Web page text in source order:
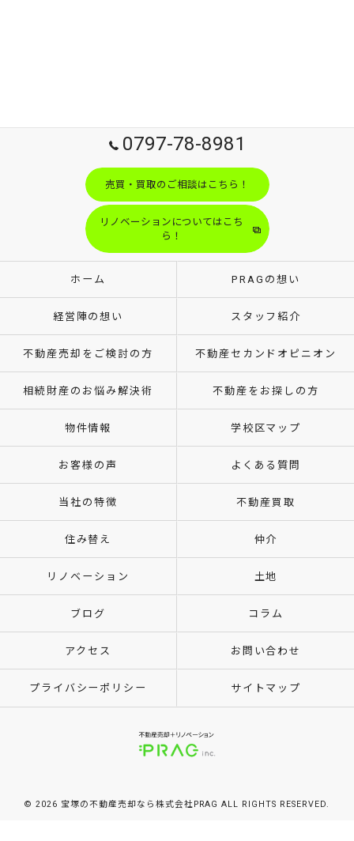
0797-78-8981
売買・買取のご相談はこちら！
リノベーションについてはこち
ら！
ホーム PRAGの想い
経営陣の想い スタッフ紹介
不動産売却をご検討の方 不動産セカンドオピニオン
相続財産のお悩み解決術 不動産をお探しの方
物件情報 学校区マップ
お客様の声 よくある質問
当社の特徴 不動産買取
住み替え 仲介
リノベーション 土地
ブログ コラム
アクセス お問い合わせ
プライバシーポリシー サイトマップ
© 2026 宝塚の不動産売却なら株式会社PRAG ALL RIGHTS RESERVED.